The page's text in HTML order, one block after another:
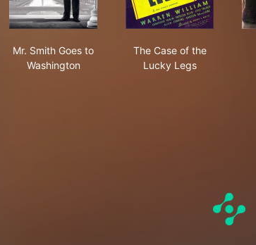
Mr. Smith Goes to
Washington
The Case of the
Lucky Legs